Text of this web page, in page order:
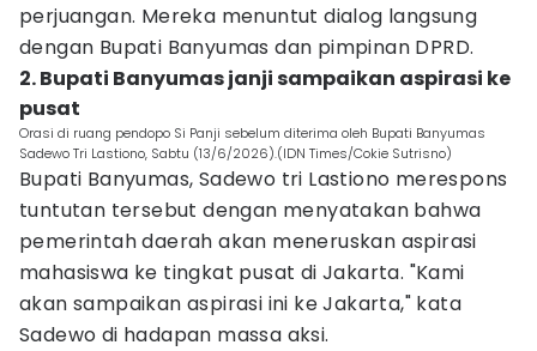
perjuangan. Mereka menuntut dialog langsung
dengan Bupati Banyumas dan pimpinan DPRD.
2. Bupati Banyumas janji sampaikan aspirasi ke
pusat
Orasi di ruang pendopo Si Panji sebelum diterima oleh Bupati Banyumas
Sadewo Tri Lastiono, Sabtu (13/6/2026).(IDN Times/Cokie Sutrisno)
Bupati Banyumas, Sadewo tri Lastiono merespons
tuntutan tersebut dengan menyatakan bahwa
pemerintah daerah akan meneruskan aspirasi
mahasiswa ke tingkat pusat di Jakarta. "Kami
akan sampaikan aspirasi ini ke Jakarta," kata
Sadewo di hadapan massa aksi.